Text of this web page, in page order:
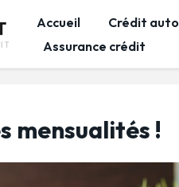
Accueil Crédit auto
Assurance crédit
mensualités !